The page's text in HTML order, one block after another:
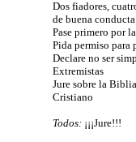
Dos fiadores,
de buena
Pase primero por
Pida permiso para
Declare no ser
Extremistas
Jure sobre la
Cristiano
Todos: ¡¡¡Jure!!!